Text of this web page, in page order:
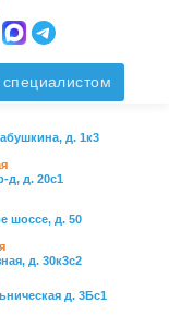
д. 1к3
д, д. 20с1
шоссе, д. 50
д. 30к3с2
д. 3Бс1